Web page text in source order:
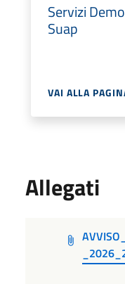
Servizi
Suap
VAI ALLA
Allegati